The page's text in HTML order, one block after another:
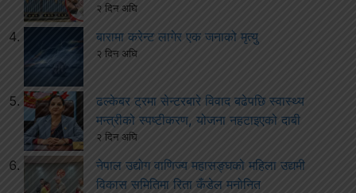
२ दिन अघि
बारामा करेन्ट लागेर एक जनाको मृत्यु
२ दिन अघि
ढल्केबर ट्रमा सेन्टरबारे विवाद बढेपछि स्वास्थ्य
मन्त्रीको स्पष्टीकरण, योजना नहटाइएको दाबी
२ दिन अघि
नेपाल उद्योग वाणिज्य महासङ्घको महिला उद्यमी
विकास समितिमा रिता कँडेल मनोनित